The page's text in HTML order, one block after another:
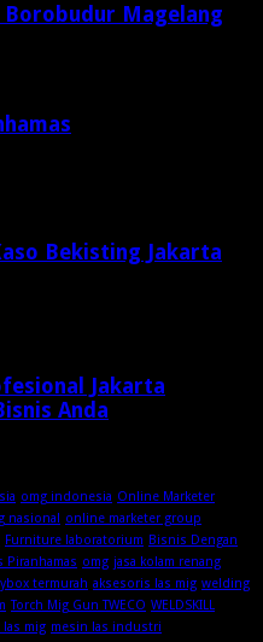
Borobudur Magelang
Bekisting Jakarta
Jakarta
Anda
omg indonesia Online Marketer
nasional online marketer group
Furniture laboratorium Bisnis Dengan
Piranhamas omg jasa kolam renang
termurah aksesoris las mig welding
Torch Mig Gun TWECO WELDSKILL
las mig mesin las industri